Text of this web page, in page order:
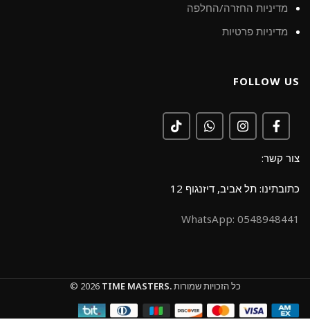
מדיניות החזרה/החלפה
מדיניות פרטיות
FOLLOW US
צור קשר:
כתובתינו: תל אביב, דיזנגוף 12
0548948441 :WhatsApp
© 2026 TIME MASTERS.כל הזכויות שמורות